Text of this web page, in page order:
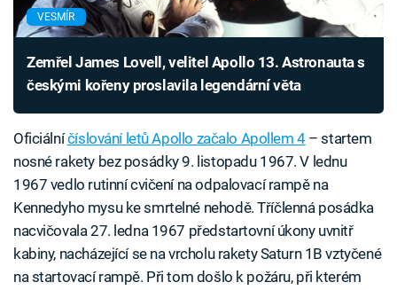
VESMÍR
Zemřel James Lovell, velitel Apollo 13. Astronauta s
českými kořeny proslavila legendární věta
Oficiálníčíslování letů Apollo začalo Apollem 4– startem
nosné rakety bez posádky 9. listopadu 1967. V lednu
1967 vedlo rutinní cvičení na odpalovací rampě na
Kennedyho mysu ke smrtelné nehodě. Tříčlenná posádka
nacvičovala 27. ledna 1967 předstartovní úkony uvnitř
kabiny, nacházející se na vrcholu rakety Saturn 1B vztyčené
na startovací rampě. Při tom došlo k požáru, při kterém